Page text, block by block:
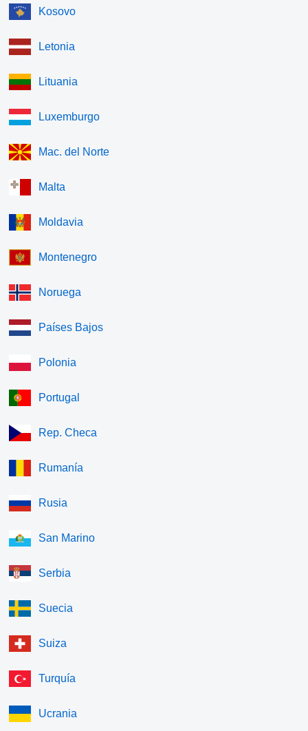
Kosovo
Letonia
Lituania
Luxemburgo
Mac. del Norte
Malta
Moldavia
Montenegro
Noruega
Países Bajos
Polonia
Portugal
Rep. Checa
Rumanía
Rusia
San Marino
Serbia
Suecia
Suiza
Turquía
Ucrania